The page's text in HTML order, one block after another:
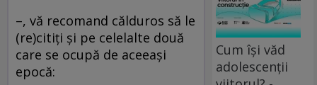
–, vă recomand călduros să le
(re)citiţi şi pe celelalte două
care se ocupă de aceeaşi
epocă:
Cum își văd
adolescenții